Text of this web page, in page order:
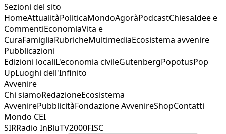
Sezioni del sito
HomeAttualitàPoliticaMondoAgoràPodcastChiesaIdee e
CommentiEconomiaVita e
CuraFamigliaRubricheMultimediaEcosistema avvenire
Pubblicazioni
Edizioni localiL'economia civileGutenbergPopotusPop
UpLuoghi dell'Infinito
Avvenire
Chi siamoRedazioneEcosistema
AvvenirePubblicitàFondazione AvvenireShopContatti
Mondo CEI
SIRRadio InBluTV2000FISC